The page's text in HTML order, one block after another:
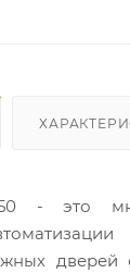
- это
дверей